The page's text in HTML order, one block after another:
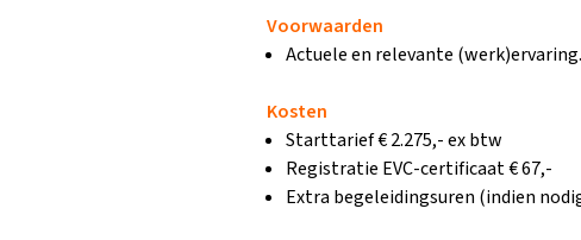
Voorwaarden
Actuele en relevante (werk)ervaring.
Kosten
Starttarief € 2.275,- ex btw
Registratie EVC-certificaat € 67,-
Extra begeleidingsuren (indien